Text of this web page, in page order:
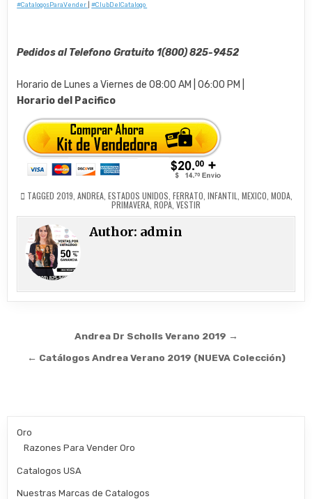
#CatalogosParaVender |#ClubDelCatalogo
Pedidos al Telefono Gratuito 1(800) 825-9452
Horario de Lunes a Viernes de 08:00 AM | 06:00 PM |
Horario del Pacifico
TAGGED 2019 ANDREA, ESTADOS UNIDOS FERRATO INFANTIL MEXICO MODA,
PRIMAVERA ROPA VESTIR
Author: admin
navigation
Andrea Dr Scholls Verano 2019 →
← Catálogos Andrea Verano 2019 (NUEVA Colección)
Oro
Razones Para Vender Oro
Catalogos USA
Nuestras Marcas de Catalogos